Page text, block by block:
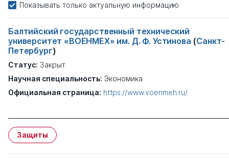
Показывать только актуальную информацию
Балтийский государственный технический
университет «ВОЕНМЕХ» им. Д. Ф. Устинова (Санкт-
Петербург)
Статус: Закрыт
Научная специальность: Экономика
Официальная страница: https://www.voenmeh.ru/
Защиты